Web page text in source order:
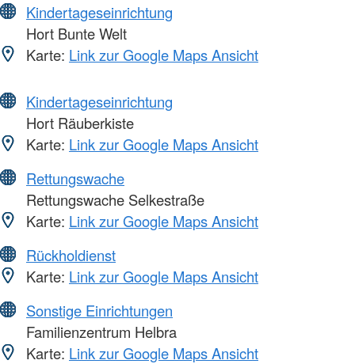
Kindertageseinrichtung
Hort Bunte Welt
Karte: Link zur Google Maps Ansicht
Kindertageseinrichtung
Hort Räuberkiste
Karte: Link zur Google Maps Ansicht
Rettungswache
Rettungswache Selkestraße
Karte: Link zur Google Maps Ansicht
Rückholdienst
Karte: Link zur Google Maps Ansicht
Sonstige Einrichtungen
Familienzentrum Helbra
Karte: Link zur Google Maps Ansicht